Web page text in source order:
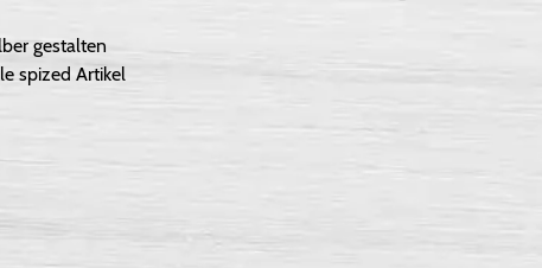
gestalten
spized Artikel